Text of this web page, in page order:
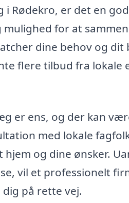
Rødekro, er det en
for at
dine behov og dit
flere tilbud fra lokale
er ens, og der kan
med lokale
og dine ønsker.
vil et professionelt
på rette vej.